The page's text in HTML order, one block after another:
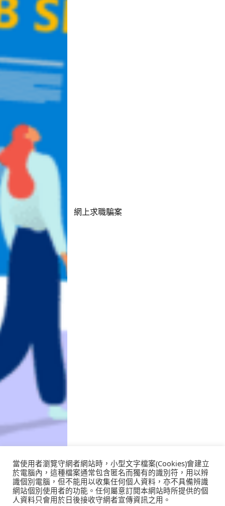
網上求職騙案
當使用者瀏覽守網者網站時，小型文字檔案(Cookies)會建立
於電腦內，這種檔案通常包含匿名而獨有的識別符，用以辨
識個別電腦，但不能用以收集任何個人資料，亦不具備辨識
網站個別使用者的功能。任何屬意訂閲本網站時所提供的個
人資料只會用於日後接收守網者宣傳資訊之用。